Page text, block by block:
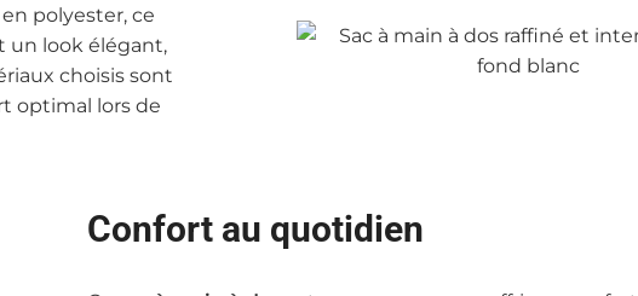
polyester, ce
un look élégant,
choisis sont
optimal lors de
Confort au quotidien